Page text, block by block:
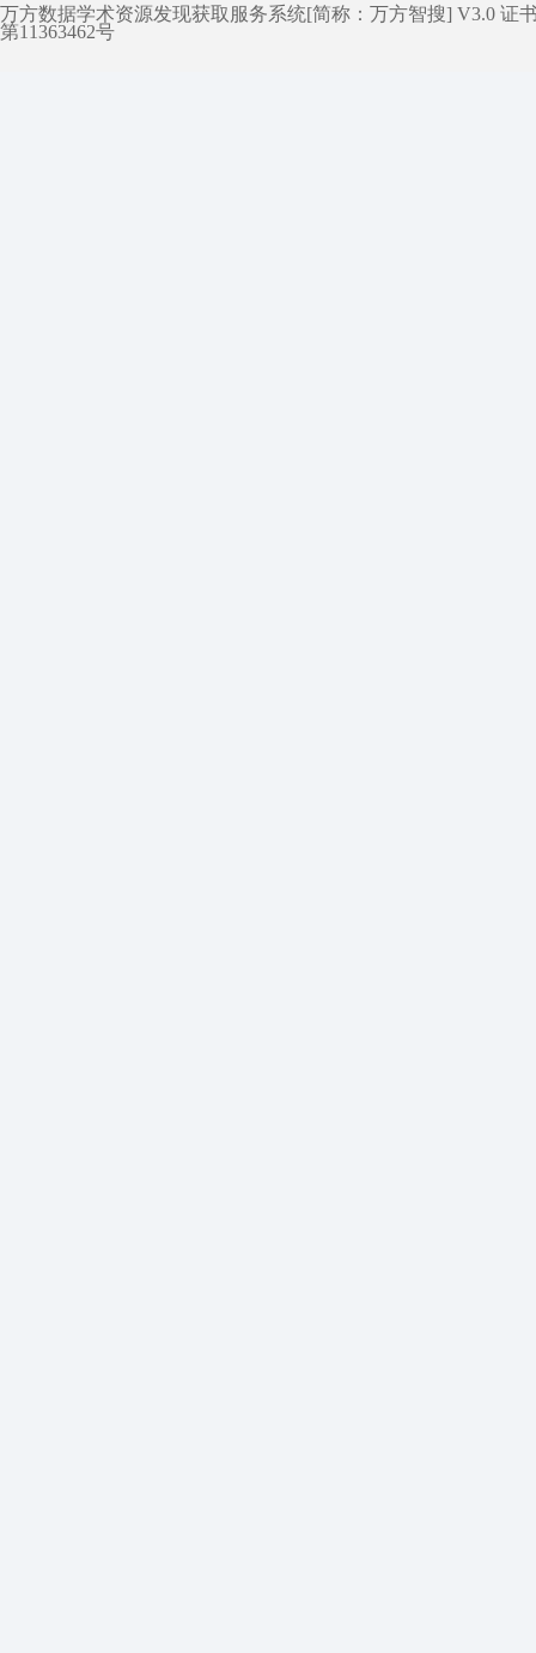
万方数据学术资源发现获取服务系统[简称：万方智搜] V3.0 证
第11363462号